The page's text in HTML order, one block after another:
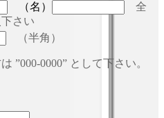
（名）
全
さい
（半角）
”000-0000” として下さい。